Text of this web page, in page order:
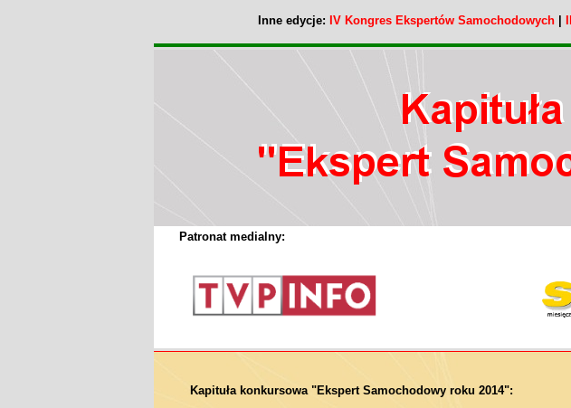
Inne edycje: IV Kongres Ekspertów Samochodowych
Patronat medialny:
Kapituła konkursowa "Ekspert Samochodowy roku 2014":